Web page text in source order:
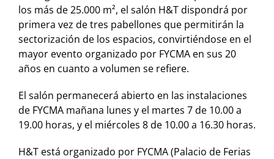
los más de 25.000 m², el salón H&T dispondrá por
primera vez de tres pabellones que permitirán la
sectorización de los espacios, convirtiéndose en el
mayor evento organizado por FYCMA en sus 20
años en cuanto a volumen se refiere.
El salón permanecerá abierto en las instalaciones
de FYCMA mañana lunes y el martes 7 de 10.00 a
19.00 horas, y el miércoles 8 de 10.00 a 16.30 horas.
H&T está organizado por FYCMA (Palacio de Ferias